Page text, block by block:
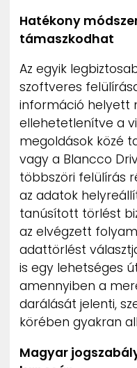
Hatékony
támaszkodhat
Az egyik
szoftveres
információ helyett
ellehetetlenítve a
megoldások közé
vagy a Blancco
többszöri felülírás
az adatok
tanúsított törlést
az elvégzett
adattörlést
is egy lehetséges
amennyiben a
darálását jelenti,
körében gyakran
Magyar